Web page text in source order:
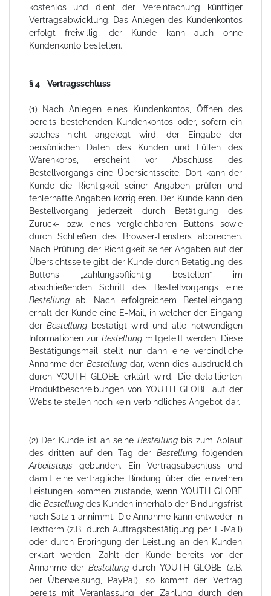
kostenlos und dient der Vereinfachung künftiger
Vertragsabwicklung. Das Anlegen des Kundenkontos
erfolgt freiwillig, der Kunde kann auch ohne
Kundenkonto bestellen.
§ 4 Vertragsschluss
(1) Nach Anlegen eines Kundenkontos, Öffnen des
bereits bestehenden Kundenkontos oder, sofern ein
solches nicht angelegt wird, der Eingabe der
persönlichen Daten des Kunden und Füllen des
Warenkorbs, erscheint vor Abschluss des
Bestellvorgangs eine Übersichtsseite. Dort kann der
Kunde die Richtigkeit seiner Angaben prüfen und
fehlerhafte Angaben korrigieren. Der Kunde kann den
Bestellvorgang jederzeit durch Betätigung des
Zurück- bzw. eines vergleichbaren Buttons sowie
durch Schließen des Browser-Fensters abbrechen.
Nach Prüfung der Richtigkeit seiner Angaben auf der
Übersichtsseite gibt der Kunde durch Betätigung des
Buttons „zahlungspflichtig bestellen“ im
abschließenden Schritt des Bestellvorgangs eine
Bestellung
ab. Nach erfolgreichem Bestelleingang
erhält der Kunde eine E-Mail, in welcher der Eingang
der Bestellung bestätigt wird und alle notwendigen
Informationen zur Bestellung mitgeteilt werden. Diese
Bestätigungsmail stellt nur dann eine verbindliche
Annahme der Bestellung dar, wenn dies ausdrücklich
durch YOUTH GLOBE erklärt wird. Die detaillierten
Produktbeschreibungen von YOUTH GLOBE auf der
Website stellen noch kein verbindliches Angebot dar.
(2) Der Kunde ist an seineBestellung bis zum Ablauf
des dritten auf den Tag der Bestellung folgenden
Arbeitstags
gebunden. Ein Vertragsabschluss und
damit eine vertragliche Bindung über die einzelnen
Leistungen kommen zustande, wenn YOUTH GLOBE
die Bestellungdes Kunden innerhalb der Bindungsfrist
nach Satz 1 annimmt. Die Annahme kann entweder in
Textform (z.B. durch Auftragsbestätigung per E-Mail)
oder durch Erbringung der Leistung an den Kunden
erklärt werden. Zahlt der Kunde bereits vor der
Annahme der Bestellungdurch YOUTH GLOBE (z.B.
per Überweisung, PayPal), so kommt der Vertrag
bereits mit Veranlassung der Zahlung durch den